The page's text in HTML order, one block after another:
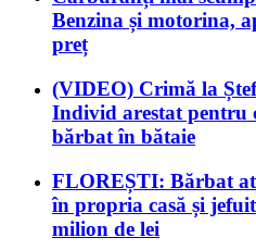
Benzina și motorina,
preț
(VIDEO) Crimă la
Individ arestat pentru
bărbat în bătaie
FLOREȘTI: Bărbat
în propria casă și
milion de lei